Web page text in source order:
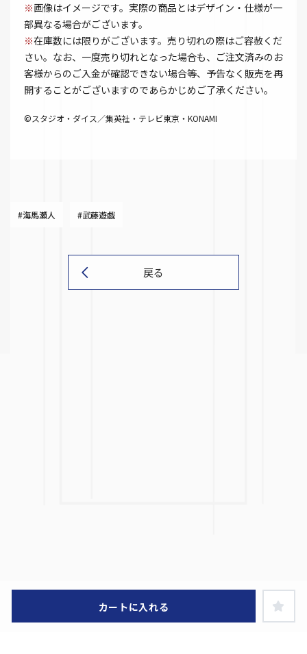
カートに入れる
※画像はイメージです。実際の商品とはデザイン・仕様が一
部異なる場合がございます。
※在庫数には限りがございます。売り切れの際はご容赦くだ
さい。なお、一度売り切れとなった場合も、ご注文済みのお
客様からのご入金が確認できない場合等、予告なく販売を再
開することがございますのであらかじめご了承ください。
©スタジオ・ダイス／集英社・テレビ東京・KONAMI
#海馬瀬人 #武藤遊戯
戻る